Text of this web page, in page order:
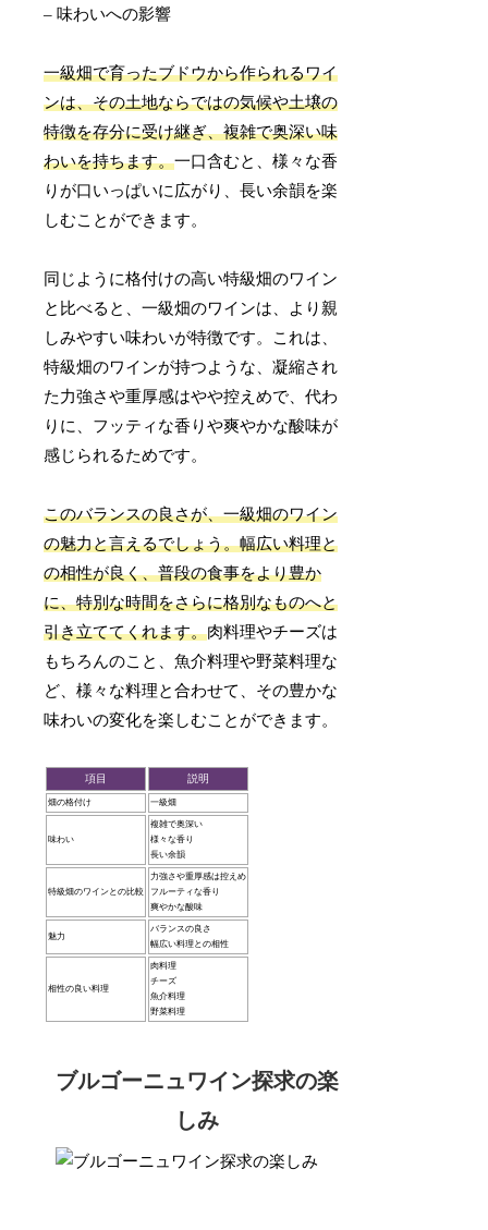
– 味わいへの影響
一級畑で育ったブドウから作られるワイ
ンは、その土地ならではの気候や土壌の
特徴を存分に受け継ぎ、複雑で奥深い味
わいを持ちます。一口含むと、様々な香
りが口いっぱいに広がり、長い余韻を楽
しむことができます。
同じように格付けの高い特級畑のワイン
と比べると、一級畑のワインは、より親
しみやすい味わいが特徴です。これは、
特級畑のワインが持つような、凝縮され
た力強さや重厚感はやや控えめで、代わ
りに、フッティな香りや爽やかな酸味が
感じられるためです。
このバランスの良さが、一級畑のワイン
の魅力と言えるでしょう。幅広い料理と
の相性が良く、普段の食事をより豊か
に、特別な時間をさらに格別なものへと
引き立ててくれます。肉料理やチーズは
もちろんのこと、魚介料理や野菜料理な
ど、様々な料理と合わせて、その豊かな
味わいの変化を楽しむことができます。
項目 説明
畑の格付け 一級畑
味わい
複雑で奥深い
様々な香り
長い余韻
特級畑のワインとの比較
力強さや重厚感は控えめ
フルーティな香り
爽やかな酸味
魅力
バランスの良さ
幅広い料理との相性
相性の良い料理
肉料理
チーズ
魚介料理
野菜料理
ブルゴーニュワイン探求の楽
しみ